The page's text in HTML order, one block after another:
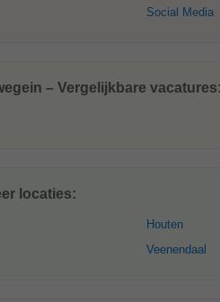
Social Media
– Vergelijkbare vacatures:
locaties:
Houten
Veenendaal